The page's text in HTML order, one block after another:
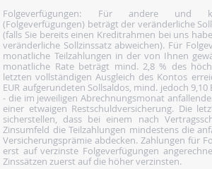
Folgeverfügungen: Für andere und
(Folgeverfügungen) beträgt der veränderliche
(falls Sie bereits einen Kreditrahmen bei uns
veränderliche Sollzinssatz abweichen). Für
monatliche Teilzahlungen in der von Ihnen
monatliche Rate beträgt mind. 2,8 % des
letzten vollständigen Ausgleich des Kontos
EUR aufgerundeten Sollsaldos, mind. jedoch
- die im jeweiligen Abrechnungsmonat
einer etwaigen Restschuldversicherung. Die
sicherstellen, dass bei einem nach
Zinsumfeld die Teilzahlungen mindestens die
Versicherungsprämie abdecken. Zahlungen für
erst auf verzinste Folgeverfügungen
Zinssätzen zuerst auf die höher verzinsten.